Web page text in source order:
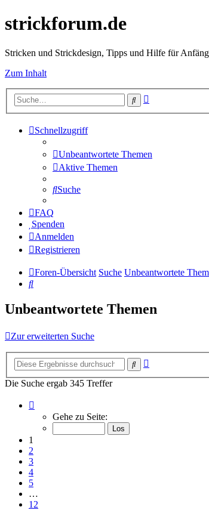
strickforum.de
Stricken und Strickdesign, Tipps und Hilfe für
Zum Inhalt
Suche
Schnellzugriff
Unbeantwortete Themen
Aktive Themen
Suche
FAQ
Spenden
Anmelden
Registrieren
Foren-Übersicht Suche Unbeantwortete
Suche
Unbeantwortete Themen
Zur erweiterten Suche
Suche
Die Suche ergab 345 Treffer
von
Gehe zu Seite:
1
2
3
4
5
…
12